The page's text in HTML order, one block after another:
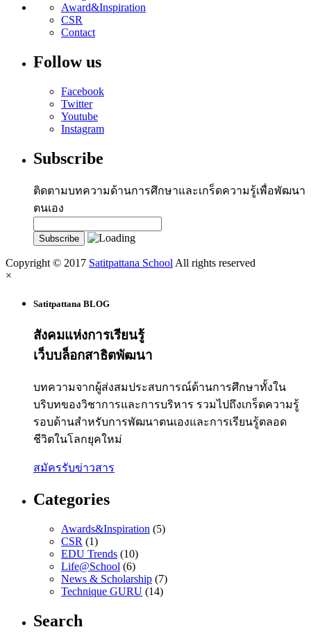
Award&Inspiration
CSR
Contact
Follow us
Facebook
Twitter
Youtube
Instagram
Subscribe
ติดตามบทความด้านการศึกษาและเกร็ดความรู้เพื่อพัฒนา
ตนเอง
Copyright © 2017 Satitpattana School All rights reserved
×
Satitpattana BLOG
สังคมแห่งการเรียนรู้
เว็บบล็อกสาธิตพัฒนา
บทความจากผู้ส่งสมประสบการณ์ด้านการศึกษาทั้งใน
บริบทของวิชาการและการบริหาร รวมไปถึงเกร็ดความรู้
รอบด้านสำหรับการพัฒนาตนเองและการเรียนรู้ตลอด
ชีวิตในโลกยุคใหม่
สมัครรับข่าวสาร
Categories
Awards&Inspiration (5)
CSR (1)
EDU Trends (10)
Life@School (6)
News & Scholarship (7)
Technique GURU (14)
Search